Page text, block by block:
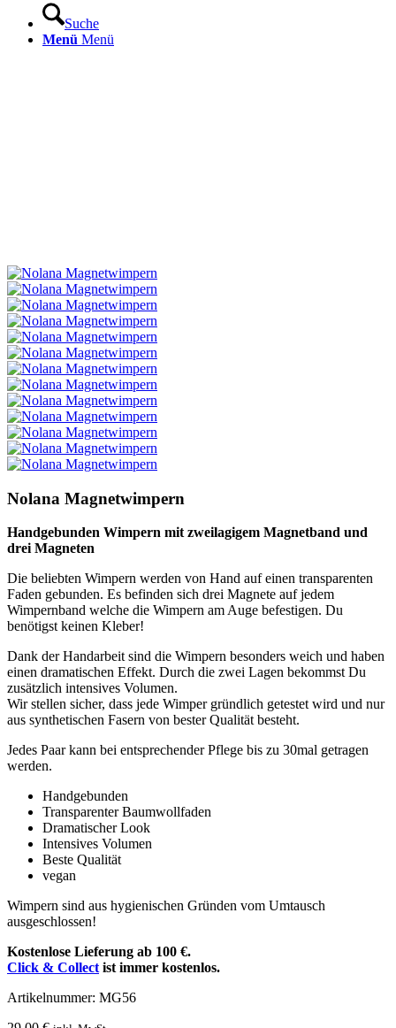
Suche
Menü Menü
Nolana Magnetwimpern
Handgebunden Wimpern mit zweilagigem Magnetband und
drei Magneten
Die beliebten Wimpern werden von Hand auf einen transparenten
Faden gebunden. Es befinden sich drei Magnete auf jedem
Wimpernband welche die Wimpern am Auge befestigen. Du
benötigst keinen Kleber!
Dank der Handarbeit sind die Wimpern besonders weich und haben
einen dramatischen Effekt. Durch die zwei Lagen bekommst Du
zusätzlich intensives Volumen.
Wir stellen sicher, dass jede Wimper gründlich getestet wird und nur
aus synthetischen Fasern von bester Qualität besteht.
Jedes Paar kann bei entsprechender Pflege bis zu 30mal getragen
werden.
Handgebunden
Transparenter Baumwollfaden
Dramatischer Look
Intensives Volumen
Beste Qualität
vegan
Wimpern sind aus hygienischen Gründen vom Umtausch
ausgeschlossen!
Kostenlose Lieferung ab 100 €.
Click & Collectist immer kostenlos.
Artikelnummer: MG56